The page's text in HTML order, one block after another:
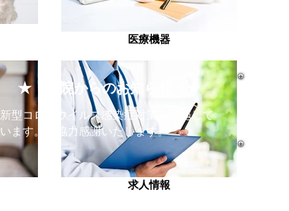
医療機器
求人情報
​★ 当院からのお知らせ ★
新型コロナウイルス感染症対策を実施して
います。ご協力感謝いたします。